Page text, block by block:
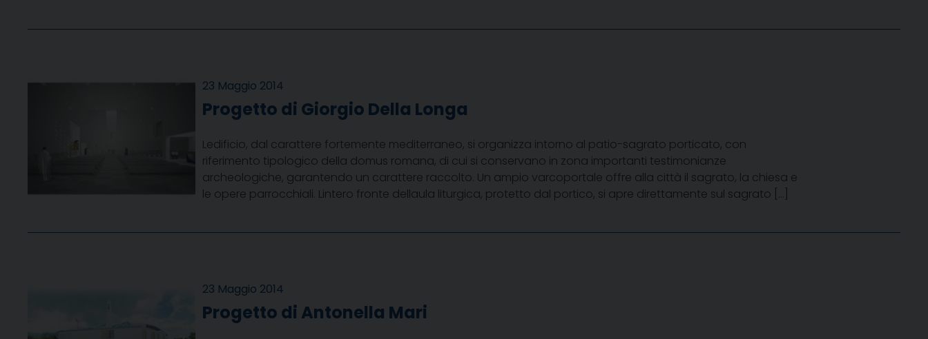
23 Maggio 2014
Progetto di Giorgio Della Longa
Ledificio, dal carattere fortemente mediterraneo, si organizza intorno al patio-sagrato porticato, con
riferimento tipologico della domus romana, di cui si conservano in zona importanti testimonianze
archeologiche, garantendo un carattere raccolto. Un ampio varcoportale offre alla città il sagrato, la chiesa e
le opere parrocchiali. Lintero fronte dellaula liturgica, protetto dal portico, si apre direttamente sul sagrato […]
23 Maggio 2014
Progetto di Antonella Mari